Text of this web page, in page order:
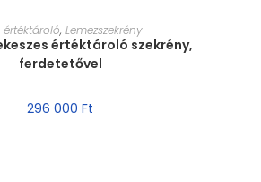
VÁLASZTÁSA
értéktároló, Lemezszekrény
értéktároló szekrény,
ferdetetővel
296 000 Ft